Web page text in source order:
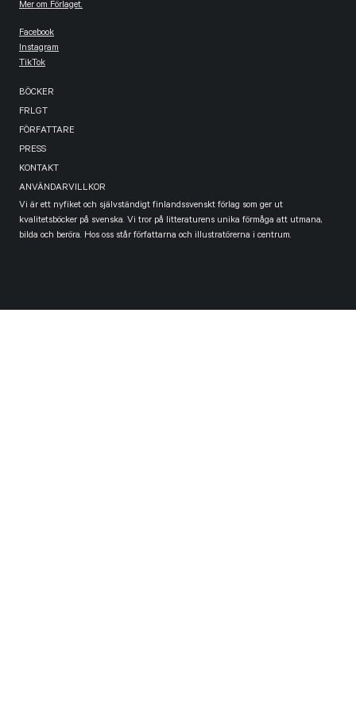
Mer om Förlaget.
Facebook
Instagram
TikTok
BÖCKER
FRLGT
FÖRFATTARE
PRESS
KONTAKT
ANVÄNDARVILLKOR
Vi är ett nyfiket och självständigt finlandssvenskt förlag som ger ut
kvalitetsböcker på svenska. Vi tror på litteraturens unika förmåga att utmana,
bilda och beröra. Hos oss står författarna och illustratörerna i centrum.